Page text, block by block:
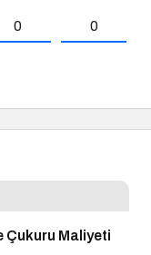
Çukuru Maliyeti